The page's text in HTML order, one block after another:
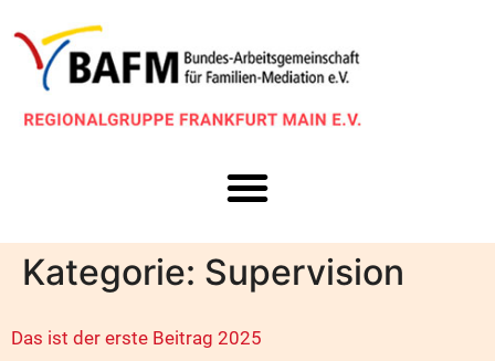
Kategorie: Supervision
Das ist der erste Beitrag 2025